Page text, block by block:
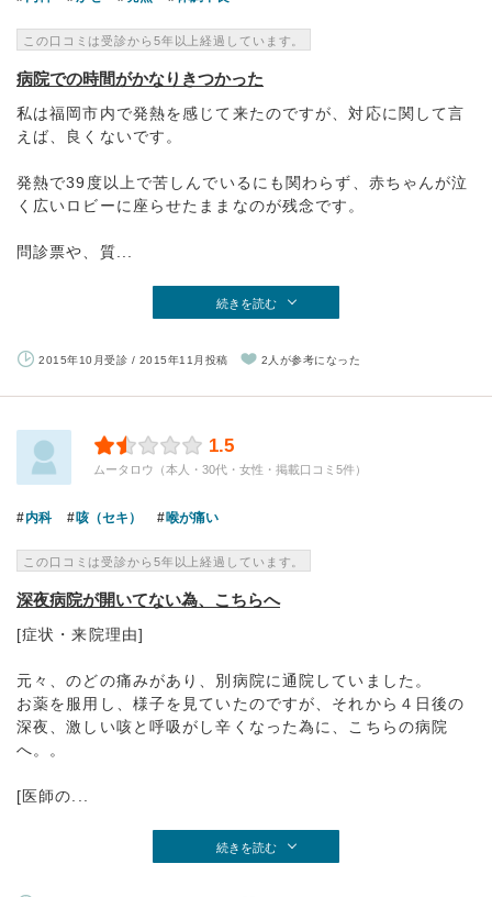
この口コミは受診から5年以上経過しています。
病院での時間がかなりきつかった
私は福岡市内で発熱を感じて来たのですが、対応に関して言
えば、良くないです。
発熱で39度以上で苦しんでいるにも関わらず、赤ちゃんが泣
く広いロビーに座らせたままなのが残念です。
問診票や、質...
続きを読む
2015年10月受診 / 2015年11月投稿 2人が参考になった
1.5
ムータロウ（本人・30代・女性・掲載口コミ5件）
内科 咳（セキ） 喉が痛い
この口コミは受診から5年以上経過しています。
深夜病院が開いてない為、こちらへ
[症状・来院理由]
元々、のどの痛みがあり、別病院に通院していました。
お薬を服用し、様子を見ていたのですが、それから４日後の
深夜、激しい咳と呼吸がし辛くなった為に、こちらの病院
へ。。
[医師の...
続きを読む